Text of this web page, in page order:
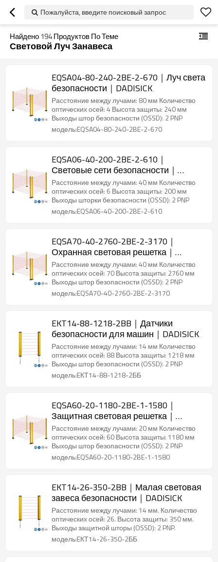
Пожалуйста, введите поисковый запрос
Найдено 194Продуктов По Теме
Световой Луч Занавеса
EQSA04-80-240-2BE-2-670｜Луч света
безопасности｜DADISICK
Расстояние между лучами: 80 мм Количество
оптических осей: 4 Высота защиты: 240 мм
Выходы штор безопасности (OSSD): 2 PNP
модель:EQSA04-80-240-2BE-2-670
EQSA06-40-200-2BE-2-610｜
Световые сети безопасности｜
DADISICK
Расстояние между лучами: 40 мм Количество
оптических осей: 6 Высота защиты: 200 мм
Выходы шторки безопасности (OSSD): 2 PNP
модель:EQSA06-40-200-2BE-2-610
EQSA70-40-2760-2BE-2-3170｜
Охранная световая решетка｜
DADISICK
Расстояние между лучами: 40 мм Количество
оптических осей: 70 Высота защиты: 2760 мм
Выходы штор безопасности (OSSD): 2 PNP
модель:EQSA70-40-2760-2BE-2-3170
EKT14-88-1218-2BB｜Датчики
безопасности для машин｜DADISICK
Расстояние между лучами: 14 мм Количество
оптических осей: 88 Высота защиты: 1218 мм
Выходы штор безопасности (OSSD): 2 PNP
модель:EКТ14-88-1218-2ББ
EQSA60-20-1180-2BE-1-1580｜
Защитная световая решетка｜
DADISICK
Расстояние между лучами: 20 мм Количество
оптических осей: 60 Высота защиты: 1180 мм
Выходы штор безопасности (OSSD): 2 PNP
модель:EQSA60-20-1180-2BE-1-1580
EKT14-26-350-2BB｜Малая световая
завеса безопасности｜DADISICK
Расстояние между лучами: 14 мм. Количество
оптических осей: 26. Высота защиты: 350 мм.
Выходы защитной шторы (OSSD): 2 PNP.
модель:EКТ14-26-350-2ББ